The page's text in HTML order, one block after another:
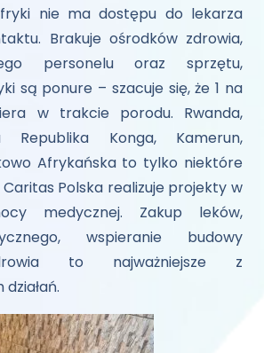
nie ma dostępu do lekarza
Brakuje ośrodków zdrowia,
personelu oraz sprzętu,
są ponure – szacuje się, że 1 na
w trakcie porodu. Rwanda,
Republika Konga, Kamerun,
Afrykańska to tylko niektóre
Polska realizuje projekty w
medycznej. Zakup leków,
wspieranie budowy
to najważniejsze z